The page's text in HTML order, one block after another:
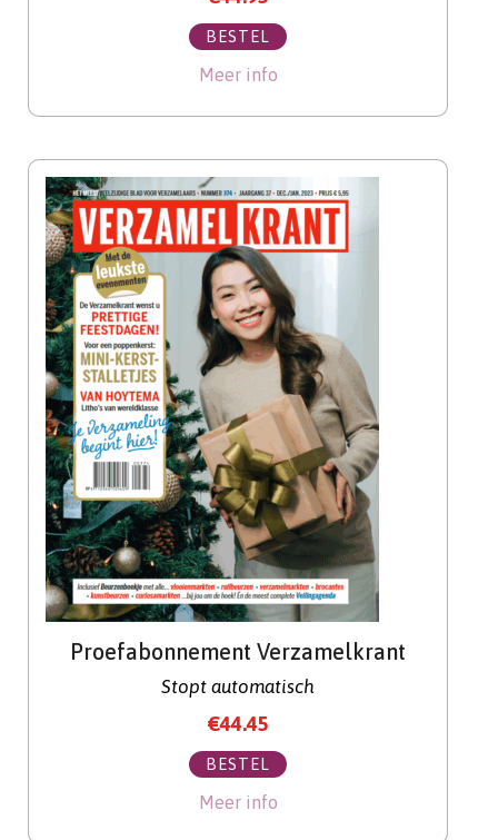
BESTEL
Meer info
Proefabonnement Verzamelkrant
Stopt automatisch
€44.45
BESTEL
Meer info